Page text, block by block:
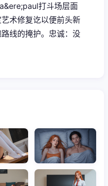
打斗场层面
艺术修复讫以便前头新
线的掩护。忠诚：没